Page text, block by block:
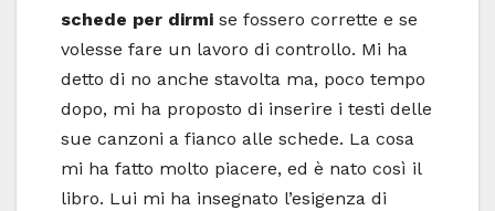
schede per dirmi se fossero corrette e se
volesse fare un lavoro di controllo. Mi ha
detto di no anche stavolta ma, poco tempo
dopo, mi ha proposto di inserire i testi delle
sue canzoni a fianco alle schede. La cosa
mi ha fatto molto piacere, ed è nato così il
libro. Lui mi ha insegnato l’esigenza di